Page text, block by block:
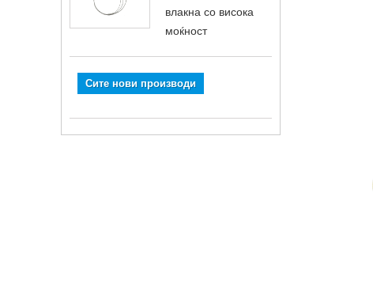
влакна со висока
моќност
Сите нови производи